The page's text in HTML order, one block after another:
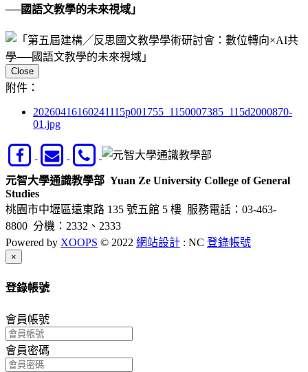
──國語文教學的未來視域」
Close
附件：
20260416160241115p001755_1150007385_115d2000870-
01.jpg
元智大學通識教學部 Yuan Ze University College of General
Studies
桃園市中壢區遠東路 135 號五館 5 樓 服務電話：03-463-
8800 分機：2332、2333
Powered by XOOPS © 2022 網站設計 : NC 登錄帳號
×
登錄帳號
會員帳號
會員密碼